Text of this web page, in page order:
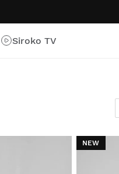
Siroko TV
NEW